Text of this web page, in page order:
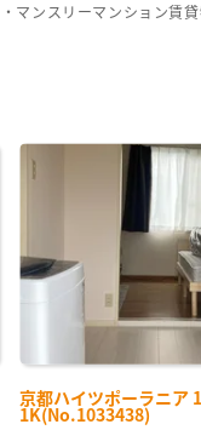
京都ハイツポーラニア
1K(No.1033438)
マンスリーマンション賃